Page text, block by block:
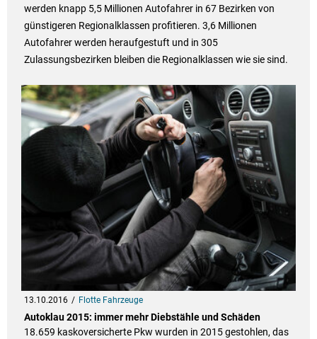
werden knapp 5,5 Millionen Autofahrer in 67 Bezirken von
günstigeren Regionalklassen profitieren. 3,6 Millionen
Autofahrer werden heraufgestuft und in 305
Zulassungsbezirken bleiben die Regionalklassen wie sie sind.
13.10.2016 Flotte Fahrzeuge
Autoklau 2015: immer mehr Diebstähle und Schäden
18.659 kaskoversicherte Pkw wurden in 2015 gestohlen, das